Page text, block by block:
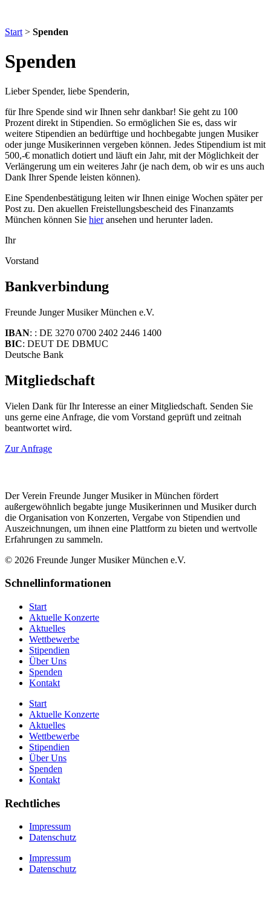
Start > Spenden
Spenden
Lieber Spender, liebe Spenderin,
für Ihre Spende sind wir Ihnen sehr dankbar! Sie geht zu 100
Prozent direkt in Stipendien. So ermöglichen Sie es, dass wir
weitere Stipendien an bedürftige und hochbegabte jungen Musiker
oder junge Musikerinnen vergeben können. Jedes Stipendium ist mit
500,-€ monatlich dotiert und läuft ein Jahr, mit der Möglichkeit der
Verlängerung um ein weiteres Jahr (je nach dem, ob wir es uns auch
Dank Ihrer Spende leisten können).
Eine Spendenbestätigung leiten wir Ihnen einige Wochen später per
Post zu. Den akuellen Freistellungsbescheid des Finanzamts
München können Sie hieransehen und herunter laden.
Ihr
Vorstand
Bankverbindung
Freunde Junger Musiker München e.V.
IBAN: : DE 3270 0700 2402 2446 1400
BIC: DEUT DE DBMUC
Deutsche Bank
Mitgliedschaft
Vielen Dank für Ihr Interesse an einer Mitgliedschaft. Senden Sie
uns gerne eine Anfrage, die vom Vorstand geprüft und zeitnah
beantwortet wird.
Zur Anfrage
Der Verein Freunde Junger Musiker in München fördert
außergewöhnlich begabte junge Musikerinnen und Musiker durch
die Organisation von Konzerten, Vergabe von Stipendien und
Auszeichnungen, um ihnen eine Plattform zu bieten und wertvolle
Erfahrungen zu sammeln.
© 2026 Freunde Junger Musiker München e.V.
Schnellinformationen
Start
Aktuelle Konzerte
Aktuelles
Wettbewerbe
Stipendien
Über Uns
Spenden
Kontakt
Start
Aktuelle Konzerte
Aktuelles
Wettbewerbe
Stipendien
Über Uns
Spenden
Kontakt
Rechtliches
Impressum
Datenschutz
Impressum
Datenschutz